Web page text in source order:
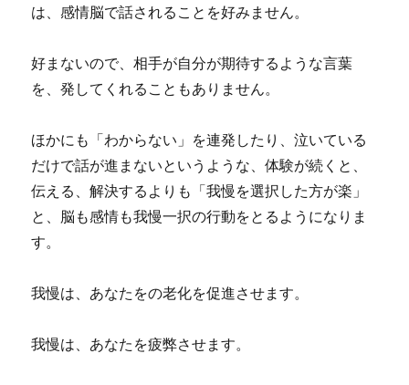
は、感情脳で話されることを好みません。
好まないので、相手が自分が期待するような言葉
を、発してくれることもありません。
ほかにも「わからない」を連発したり、泣いている
だけで話が進まないというような、体験が続くと、
伝える、解決するよりも「我慢を選択した方が楽」
と、脳も感情も我慢一択の行動をとるようになりま
す。
我慢は、あなたをの老化を促進させます。
我慢は、あなたを疲弊させます。